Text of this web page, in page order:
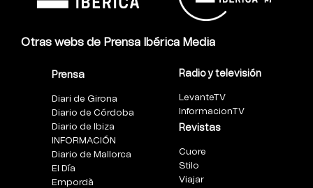
Otras webs de Prensa Ibérica Media
Prensa
Diari de Girona
Diario de Córdoba
Diario de Ibiza
INFORMACIÓN
Diario de Mallorca
El Día
Empordà
Radio y televisión
LevanteTV
InformacionTV
Revistas
Cuore
Stilo
Viajar